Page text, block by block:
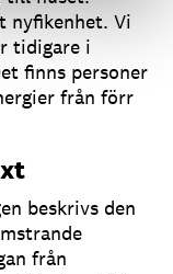
nyfikenhet. Vi
tidigare i
finns personer
från förr
beskrivs den
från